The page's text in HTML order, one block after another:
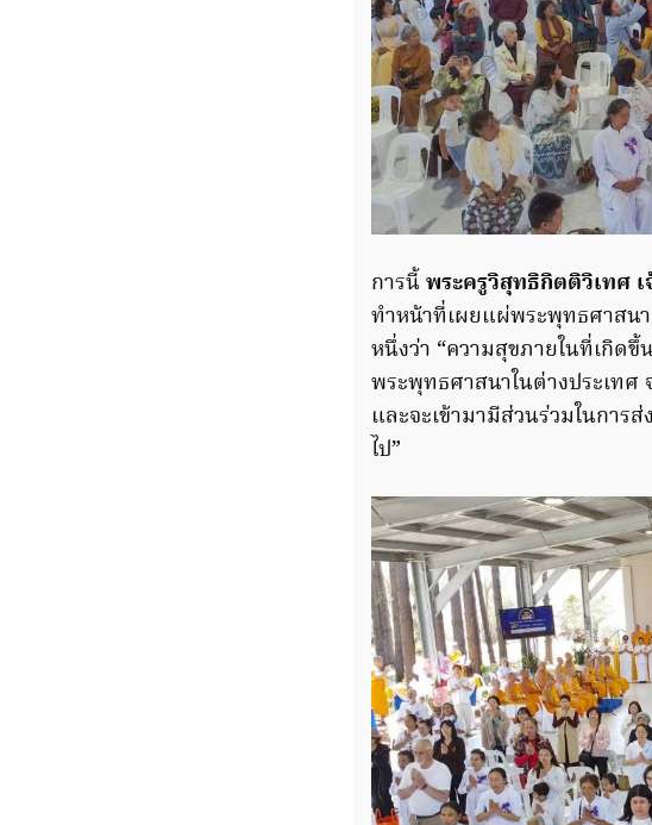
การนี้พระครูวิสุทธิกิตติวิเทศ เ
ทำหน้าที่เผยแผ่พระพุทธศาสนา
หนึ่งว่า “ความสุขภายในที่เกิด
พระพุทธศาสนาในต่างประเทศ
และจะเข้ามามีส่วนร่วมในการ
ไป”